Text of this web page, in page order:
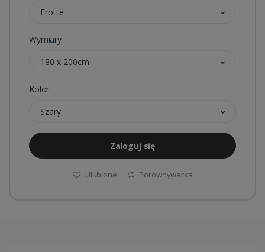
Frotte
Wymiary
180 x 200cm
Kolor
Szary
Zaloguj się
Ulubione Porównywarka